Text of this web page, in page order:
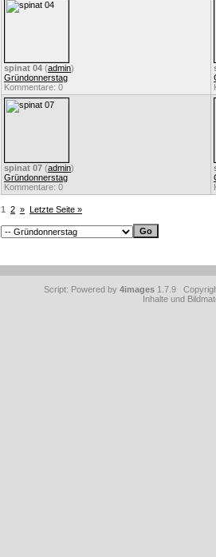
spinat 04 (admin)
Gründonnerstag
Kommentare: 0
spinat 07 (admin)
Gründonnerstag
Kommentare: 0
1 2 » Letzte Seite »
Script: Powered by 4images 1.7.9
Inhalte und